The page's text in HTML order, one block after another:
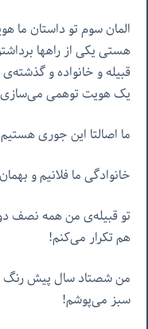
المان سوم تو داستان
هستی یکی از راهها
قبیله و خانواده و
یک هویت توهمی
ما اصالتا این جوری
خانوادگی ما فلانیم و
تو قبیله‌ی من همه نصف
هم تکرار می‌کنم!
من شصتاد سال پیش رنگ
سبز می‌پوشم!